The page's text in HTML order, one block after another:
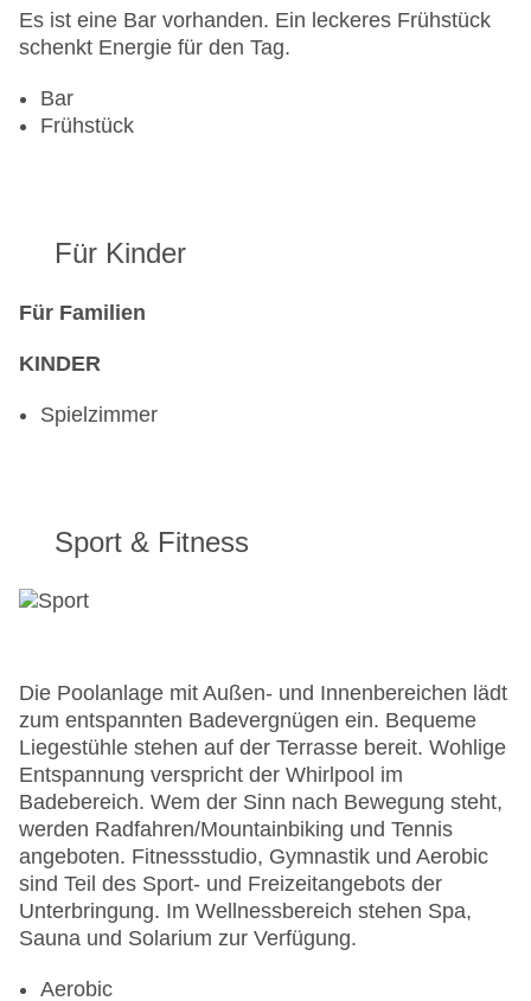
Zimmerservice
Gesamtanzahl der Zimmer: 124
Zahlungsarten: American Express, EC Maestro,
Mastercard, Visa
Es ist eine Bar vorhanden. Ein leckeres Frühstück
schenkt Energie für den Tag.
Bar
Frühstück
Für Kinder
Für Familien
KINDER
Spielzimmer
Sport & Fitness
Die Poolanlage mit Außen- und Innenbereichen lädt
zum entspannten Badevergnügen ein. Bequeme
Liegestühle stehen auf der Terrasse bereit. Wohlige
Entspannung verspricht der Whirlpool im
Badebereich. Wem der Sinn nach Bewegung steht,
werden Radfahren/Mountainbiking und Tennis
angeboten. Fitnessstudio, Gymnastik und Aerobic
sind Teil des Sport- und Freizeitangebots der
Unterbringung. Im Wellnessbereich stehen Spa,
Sauna und Solarium zur Verfügung.
Aerobic